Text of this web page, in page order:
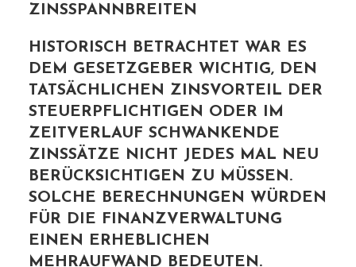
ZINSSPANNBREITEN
HISTORISCH BETRACHTET WAR ES
DEM GESETZGEBER WICHTIG, DEN
TATSÄCHLICHEN ZINSVORTEIL DER
STEUERPFLICHTIGEN ODER IM
ZEITVERLAUF SCHWANKENDE
ZINSSÄTZE NICHT JEDES MAL NEU
BERÜCKSICHTIGEN ZU MÜSSEN.
SOLCHE BERECHNUNGEN WÜRDEN
FÜR DIE FINANZVERWALTUNG
EINEN ERHEBLICHEN
MEHRAUFWAND BEDEUTEN.